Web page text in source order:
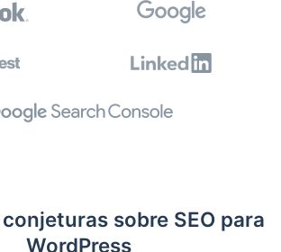
sobre SEO para
WordPress